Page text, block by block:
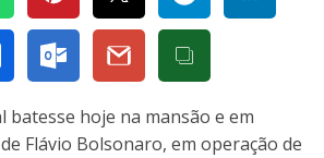
batesse hoje na mansão e em
Flávio Bolsonaro, em operação de